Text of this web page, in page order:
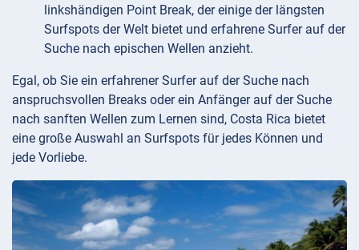
linkshändigen Point Break, der einige der längsten
Surfspots der Welt bietet und erfahrene Surfer auf der
Suche nach epischen Wellen anzieht.
Egal, ob Sie ein erfahrener Surfer auf der Suche nach
anspruchsvollen Breaks oder ein Anfänger auf der Suche
nach sanften Wellen zum Lernen sind, Costa Rica bietet
eine große Auswahl an Surfspots für jedes Können und
jede Vorliebe.